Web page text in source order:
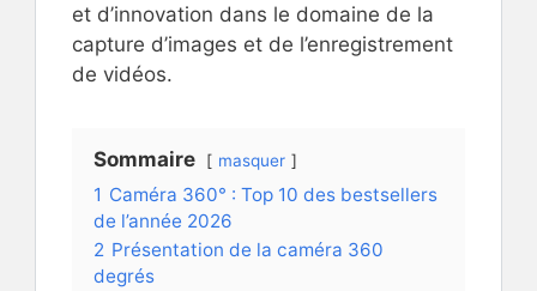
et d’innovation dans le domaine de la
capture d’images et de l’enregistrement
de vidéos.
Sommaire masquer
1 Caméra 360° : Top 10 des bestsellers
de l’année 2026
2 Présentation de la caméra 360
degrés